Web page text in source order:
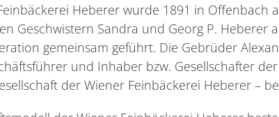
Heberer wurde 1891 in Offenbach
Geschwistern Sandra und Georg P. Heberer
gemeinsam geführt. Die Gebrüder
und Inhaber bzw. Gesellschafter
der Wiener Feinbäckerei Heberer –